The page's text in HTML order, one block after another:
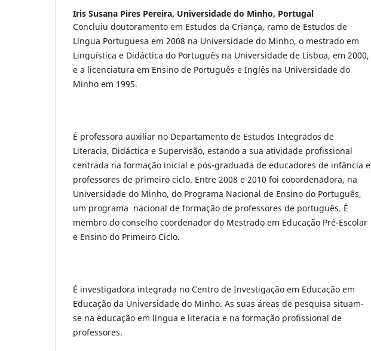
Iris Susana Pires Pereira, Universidade do Minho, Portugal
Concluiu doutoramento em Estudos da Criança, ramo de Estudos de
Língua Portuguesa em 2008 na Universidade do Minho, o mestrado em
Linguística e Didáctica do Português na Universidade de Lisboa, em 2000,
e a licenciatura em Ensino de Português e Inglês na Universidade do
Minho em 1995.
É professora auxiliar no Departamento de Estudos Integrados de
Literacia, Didáctica e Supervisão, estando a sua atividade profissional
centrada na formação inicial e pós-graduada de educadores de infância e
professores de primeiro ciclo. Entre 2008 e 2010 foi cooordenadora, na
Universidade do Minho, do Programa Nacional de Ensino do Português,
um programa nacional de formação de professores de português. É
membro do conselho coordenador do Mestrado em Educação Pré-Escolar
e Ensino do Primeiro Ciclo.
É investigadora integrada no Centro de Investigação em Educação em
Educação da Universidade do Minho. As suas áreas de pesquisa situam-
se na educação em língua e literacia e na formação profissional de
professores.